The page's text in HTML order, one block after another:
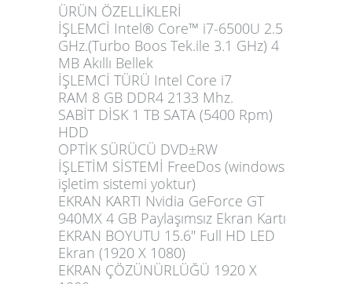
ÜRÜN ÖZELLİKLERİ
İŞLEMCİ Intel® Core™ i7-6500U 2.5
GHz.(Turbo Boos Tek.ile 3.1 GHz) 4
MB Akıllı Bellek
İŞLEMCİ TÜRÜ Intel Core i7
RAM 8 GB DDR4 2133 Mhz.
SABİT DİSK 1 TB SATA (5400 Rpm)
HDD
OPTİK SÜRÜCÜ DVD±RW
İŞLETİM SİSTEMİ FreeDos (windows
işletim sistemi yoktur)
EKRAN KARTI Nvidia GeForce GT
940MX 4 GB Paylaşımsız Ekran Kartı
EKRAN BOYUTU 15.6" Full HD LED
Ekran (1920 X 1080)
EKRAN ÇÖZÜNÜRLÜĞÜ 1920 X